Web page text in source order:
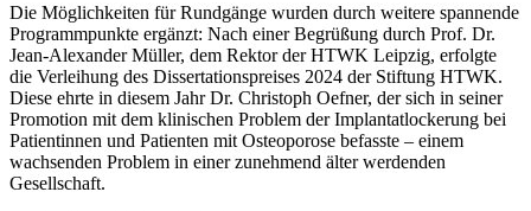
Die Möglichkeiten für Rundgänge wurden durch weitere spannende
Programmpunkte ergänzt: Nach einer Begrüßung durch Prof. Dr.
Jean-Alexander Müller, dem Rektor der HTWK Leipzig, erfolgte
die Verleihung des Dissertationspreises 2024 der Stiftung HTWK.
Diese ehrte in diesem Jahr Dr. Christoph Oefner, der sich in seiner
Promotion mit dem klinischen Problem der Implantatlockerung bei
Patientinnen und Patienten mit Osteoporose befasste – einem
wachsenden Problem in einer zunehmend älter werdenden
Gesellschaft.